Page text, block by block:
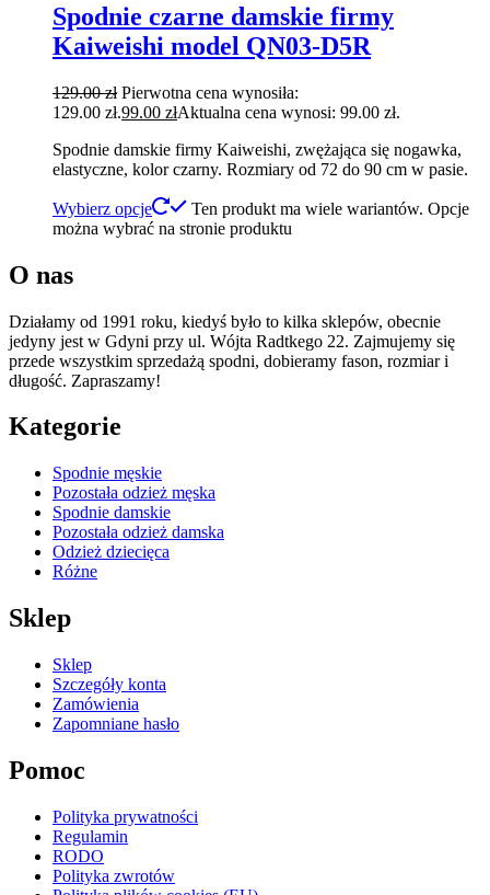
Spodnie czarne damskie firmy
Kaiweishi model QN03-D5R
129.00zł Pierwotna cena wynosiła:
129.00 zł.99.00 złAktualna cena wynosi: 99.00 zł.
Spodnie damskie firmy Kaiweishi, zwężająca się nogawka,
elastyczne, kolor czarny. Rozmiary od 72 do 90 cm w pasie.
Wybierz opcje
Ten produkt ma wiele wariantów. Opcje
można wybrać na stronie produktu
O nas
Działamy od 1991 roku, kiedyś było to kilka sklepów, obecnie
jedyny jest w Gdyni przy ul. Wójta Radtkego 22. Zajmujemy się
przede wszystkim sprzedażą spodni, dobieramy fason, rozmiar i
długość. Zapraszamy!
Kategorie
Spodnie męskie
Pozostała odzież męska
Spodnie damskie
Pozostała odzież damska
Odzież dziecięca
Różne
Sklep
Sklep
Szczegóły konta
Zamówienia
Zapomniane hasło
Pomoc
Polityka prywatności
Regulamin
RODO
Polityka zwrotów